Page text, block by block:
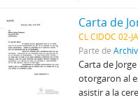
Carta de
CL CIDOC 02-
Parte de
Carta de
otorgaron al
asistir a la